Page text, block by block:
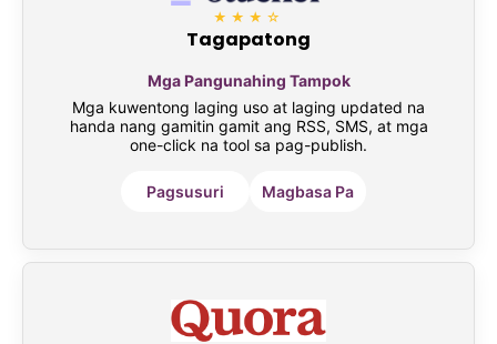
★★★☆
Tagapatong
Mga Pangunahing Tampok
Mga kuwentong laging uso at laging updated na
handa nang gamitin gamit ang RSS, SMS, at mga
one-click na tool sa pag-publish.
Pagsusuri Magbasa Pa